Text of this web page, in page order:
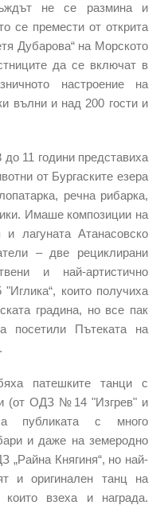
не се размина и
се премести от открита
Дубарова“ на Морското
да се включат в
настроение на
вълни и над 200 гости и
11 години представиха
от Бургаските езера
речна рибарка,
Имаше композиции на
лагуната Атанасовско
– две рециклирани
и най-артистично
които получиха
градина, но все пак
посетили Пътеката на
патешките танци с
(от ОДЗ №14 "Изгрев" и
публиката с много
и даже на земеродно
„Райна Княгиня“, но най-
и оригинален танц на
взеха и награда.